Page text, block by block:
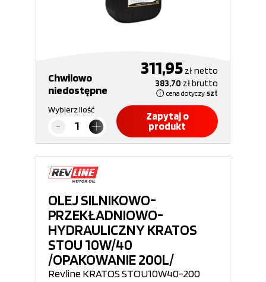
Chwilowo
niedostępne
311,95 złnetto
383,70 złbrutto
cena dotyczy szt
Wybierz ilość
Zapytaj o
produkt
OLEJ SILNIKOWO-
PRZEKŁADNIOWO-
HYDRAULICZNY KRATOS
STOU 10W/40
/OPAKOWANIE 200L/
Revline KRATOS STOU10W40-200